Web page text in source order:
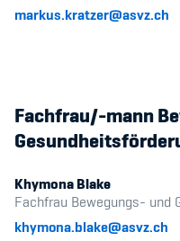
markus.kratzer@asvz.ch
Fachfrau/-mann
Khymona Blake
Fachfrau Bewegungs- und
khymona.blake@asvz.ch